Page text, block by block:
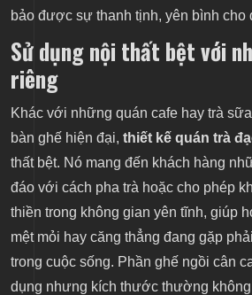
bảo được sự thanh tịnh, yên bình cho
Sử dụng nội thất bệt với
riêng
Khác với những quán cafe hay trà
bàn ghế hiện đại, thiết kế quán trà
thất bệt. Nó mang đến khách hàng
đáo với cách pha trà hoặc cho phép
thiền trong không gian yên tĩnh, giúp
mệt mỏi hay căng thẳng đang gặp
trong cuộc sống. Phần ghế ngồi cân
dụng nhưng kích thước thường